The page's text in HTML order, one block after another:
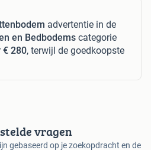
advertentie in de
en Bedbodems categorie
€ 280, terwijl de goedkoopste
vragen
gebaseerd op je zoekopdracht en de